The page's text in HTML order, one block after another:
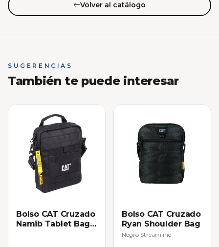
Volver al catálogo
SUGERENCIAS
También te puede interesar
Bolso CAT Cruzado
Namib Tablet Bag
Bolso CAT Cruzado
Ryan Shoulder Bag
Negro Streamline